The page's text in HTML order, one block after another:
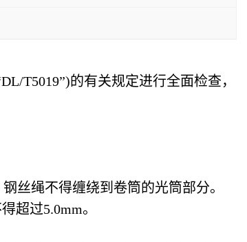
T5019”)的有关规定进行全面检查，
丝绳不得缠绕到卷筒的光筒部分。
超过5.0mm。